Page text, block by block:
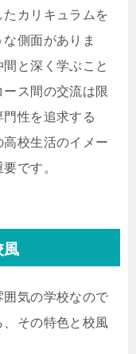
カリキュラムを
側面がありま
と深く学ぶこと
ス間の交流は限
性を追求する
校生活のイメー
です。
風
囲気の学校なので
、その特色と校風